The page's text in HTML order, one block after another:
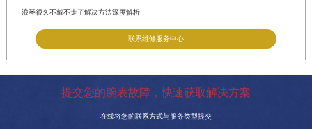
浪琴很久不戴不走了解决方法深度解析
联系维修服务中心
提交您的腕表故障，快速获取解决方案
在线将您的联系方式与服务类型提交